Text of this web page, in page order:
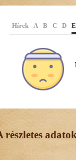
Hírek A B C D E
részletes